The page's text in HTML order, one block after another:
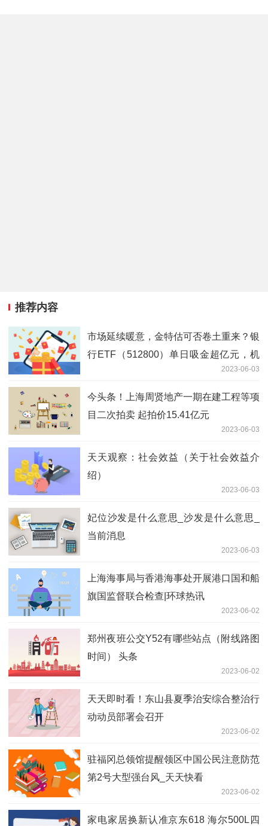
推荐内容
市场延续暖意，金特估可否卷土重来？银
行ETF（512800）单日吸金超亿元，机
2023-06-03
今头条！上海周贤地产一期在建工程等项
目二次拍卖 起拍价15.41亿元
2023-06-03
天天观察：社会效益（关于社会效益介
绍）
2023-06-03
妃位沙发是什么意思_沙发是什么意思_
当前消息
2023-06-03
上海海事局与香港海事处开展港口国和船
旗国监督联合检查|环球热讯
2023-06-02
郑州夜班公交Y52有哪些站点（附线路图
时间） 头条
2023-06-02
天天即时看！东山县夏季治安综合整治行
动动员部署会召开
2023-06-02
驻福冈总领馆提醒领区中国公民注意防范
第2号大型强台风_天天快看
2023-06-02
家电家居换新认准京东618 海尔500L四